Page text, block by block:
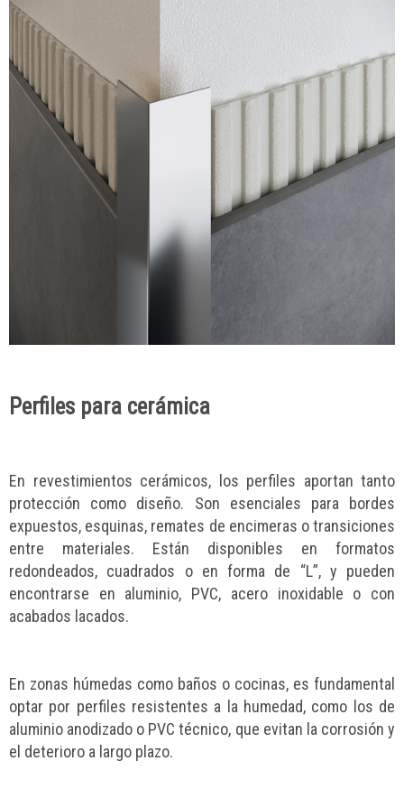
Perfiles para cerámica
En revestimientos cerámicos, los perfiles aportan tanto
protección como diseño. Son esenciales para bordes
expuestos, esquinas, remates de encimeras o transiciones
entre materiales. Están disponibles en formatos
redondeados, cuadrados o en forma de “L”, y pueden
encontrarse en aluminio, PVC, acero inoxidable o con
acabados lacados.
En zonas húmedas como baños o cocinas, es fundamental
optar por perfiles resistentes a la humedad, como los de
aluminio anodizado o PVC técnico, que evitan la corrosión y
el deterioro a largo plazo.